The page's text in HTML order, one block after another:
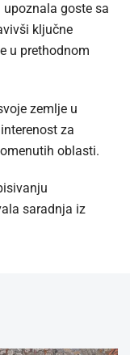
goste sa
ključne
u prethodnom
zemlje u
za
oblasti.
saradnja iz